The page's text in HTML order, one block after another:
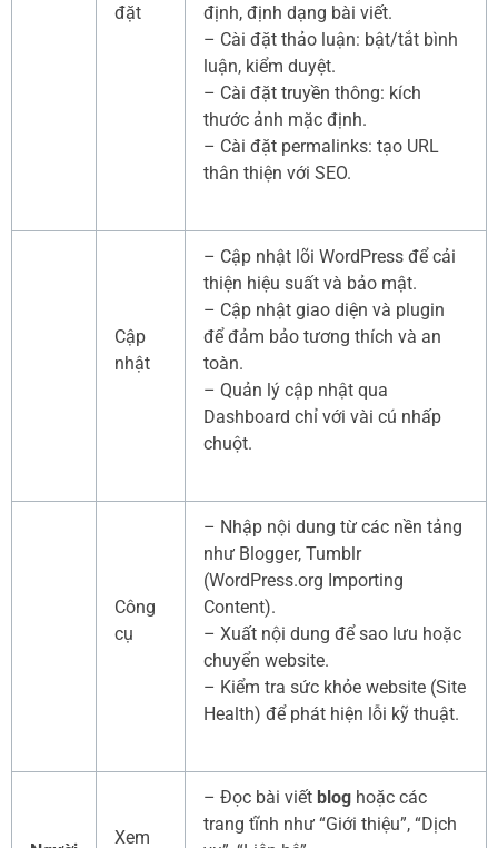
đặt
định, định dạng bài viết.
– Cài đặt thảo luận: bật/tắt bình
luận, kiểm duyệt.
– Cài đặt truyền thông: kích
thước ảnh mặc định.
– Cài đặt permalinks: tạo URL
thân thiện với SEO.
Cập
nhật
– Cập nhật lõi WordPress để cải
thiện hiệu suất và bảo mật.
– Cập nhật giao diện và plugin
để đảm bảo tương thích và an
toàn.
– Quản lý cập nhật qua
Dashboard chỉ với vài cú nhấp
chuột.
Công
cụ
– Nhập nội dung từ các nền tảng
như Blogger, Tumblr
(WordPress.org Importing
Content).
– Xuất nội dung để sao lưu hoặc
chuyển website.
– Kiểm tra sức khỏe website (Site
Health) để phát hiện lỗi kỹ thuật.
Xem
– Đọc bài viết blog hoặc các
trang tĩnh như “Giới thiệu”, “Dịch